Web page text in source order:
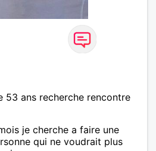
53 ans recherche rencontre
je cherche a faire une
qui ne voudrait plus